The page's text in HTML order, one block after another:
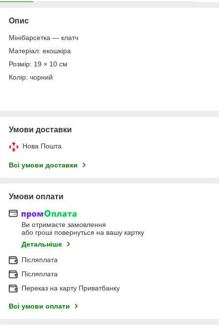
Опис
Мінібарсетка — клатч
Матеріал: екошкіра
Розмір: 19 × 10 см
Колір: чорний
Умови доставки
Нова Пошта
Всі умови доставки
Умови оплати
Ви отримаєте замовлення
або гроші повернуться на вашу картку
Детальніше
Післяплата
Післяплата
Переказ на карту Приватбанку
Всі умови оплати